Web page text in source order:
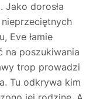
Jako dorosła
Eve łamie
na poszukiwania
trop prowadzi
Tu odkrywa kim